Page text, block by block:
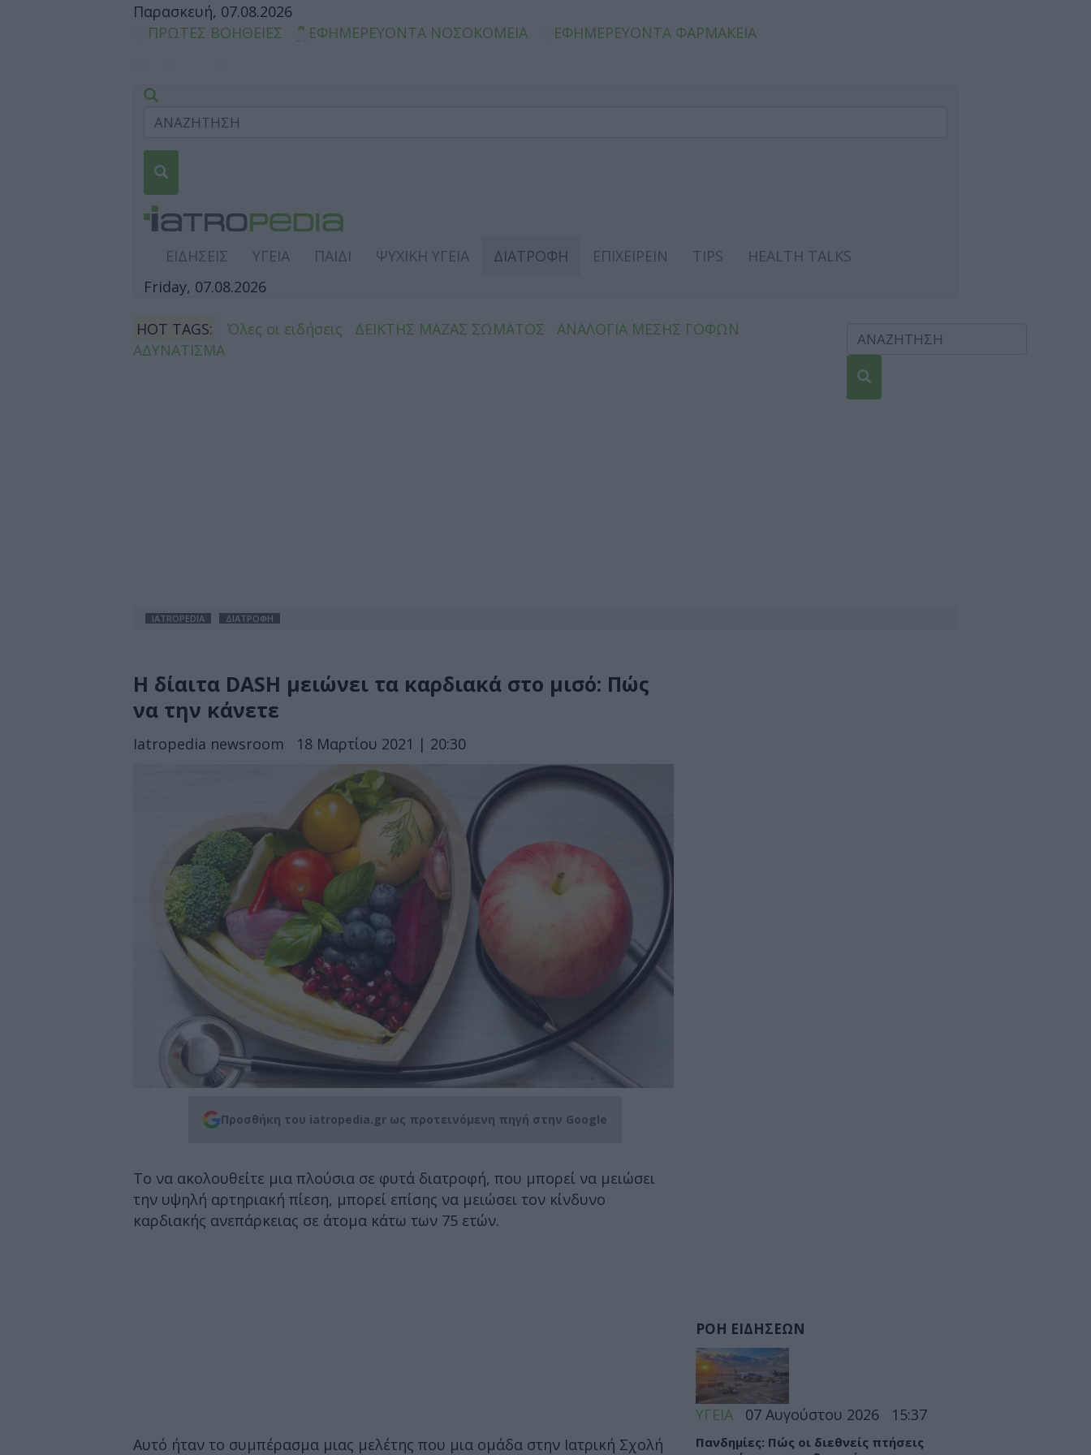
Παρασκευή, 07.08.2026
ΠΡΩΤΕΣ ΒΟΗΘΕΙΕΣ
ΕΦΗΜΕΡΕΥΟΝΤΑ ΝΟΣΟΚΟΜΕΙΑ ΕΦΗΜΕΡΕΥΟΝΤΑ ΦΑΡΜΑΚΕΙΑ
ΕΙΔΗΣΕΙΣ ΥΓΕΙΑ ΠΑΙΔΙ ΨΥΧΙΚΗ ΥΓΕΙΑ ΔΙΑΤΡΟΦΗ ΕΠΙΧΕΙΡΕΙΝ TIPS
HEALTH TALKS
Friday, 07.08.2026
HOT TAGS: Όλες οι ειδήσεις ΔΕΙΚΤΗΣ ΜΑΖΑΣ ΣΩΜΑΤΟΣ
ΑΝΑΛΟΓΙΑ ΜΕΣΗΣ ΓΟΦΩΝ
ΑΔΥΝΑΤΙΣΜΑ
IATROPEDIA ΔΙΑΤΡΟΦΗ
Η δίαιτα DASH μειώνει τα καρδιακά στο μισό: Πώς
να την κάνετε
Iatropedia newsroom 18 Μαρτίου 2021 | 20:30
Προσθήκη του iatropedia.gr ως προτεινόμενη πηγή στην Google
Το να ακολουθείτε μια πλούσια σε φυτά διατροφή, που μπορεί να μειώσει
την υψηλή αρτηριακή πίεση, μπορεί επίσης να μειώσει τον κίνδυνο
καρδιακής ανεπάρκειας σε άτομα κάτω των 75 ετών.
Αυτό ήταν το συμπέρασμα μιας μελέτης που μια ομάδα στην Ιατρική Σχολή
ΡΟΗ ΕΙΔΗΣΕΩΝ
ΥΓΕΙΑ 07 Αυγούστου 2026 15:37
Πανδημίες: Πώς οι διεθνείς πτήσεις